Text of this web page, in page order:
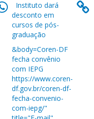
Instituto dará
desconto em
cursos de pós-
graduação
&body=Coren-DF
fecha convênio
com IEPG
https://www.coren-
df.gov.br/coren-df-
fecha-convenio-
com-iepg/"